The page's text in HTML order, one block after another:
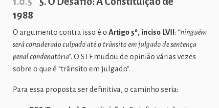
1988
O argumento contra isso é o Artigo 5º, inciso LVII: “ninguém
será considerado culpado até o trânsito em julgado de sentença
penal condenatória”. O STF mudou de opinião várias vezes
sobre o que é “trânsito em julgado”.
Para essa proposta ser definitiva, o caminho seria: